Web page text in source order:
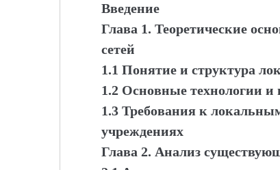
Введение
Глава 1. Теоретические
сетей
1.1 Понятие и структура
1.2 Основные технологии
1.3 Требования к
учреждениях
Глава 2. Анализ